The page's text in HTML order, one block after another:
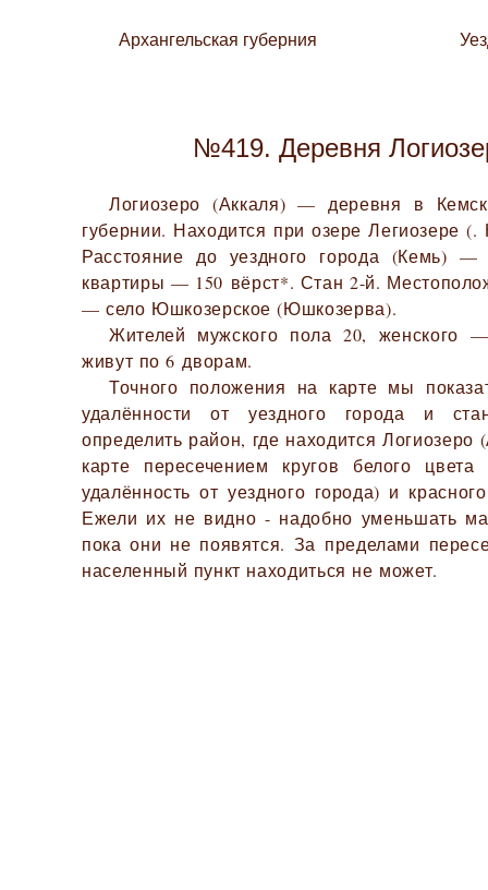
Архангельская губерния
№419. Деревня
Логиозеро (Аккаля) — деревня в
губернии. Находится при озере Легиозере
Расстояние до уездного города (Кемь)
квартиры — 150 вёрст*. Стан 2-й.
— село Юшкозерское (Юшкозерва).
Жителей мужского пола 20, женского
живут по 6 дворам.
Точного положения на карте мы
удалённости от уездного города и
определить район, где находится
карте пересечением кругов белого
удалённость от уездного города) и
Ежели их не видно - надобно уменьшать
пока они не появятся. За пределами
населенный пункт находиться не может.